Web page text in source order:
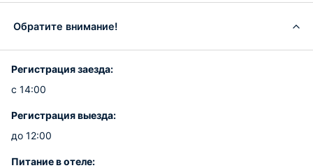
Обратите внимание!
Регистрация заезда:
с 14:00
Регистрация выезда:
до 12:00
Питание в отеле: